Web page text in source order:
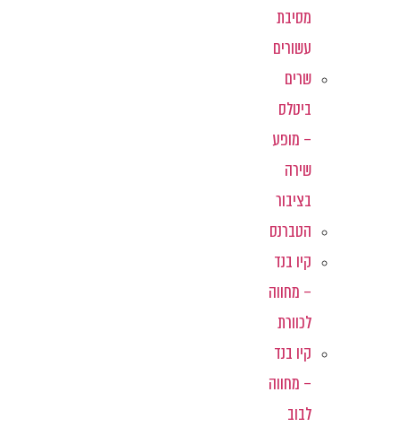
מסיבת
עשורים
שרים
ביטלס
– מופע
שירה
בציבור
הטברנס
קיו בנד
– מחווה
לכוורת
קיו בנד
– מחווה
לבוב